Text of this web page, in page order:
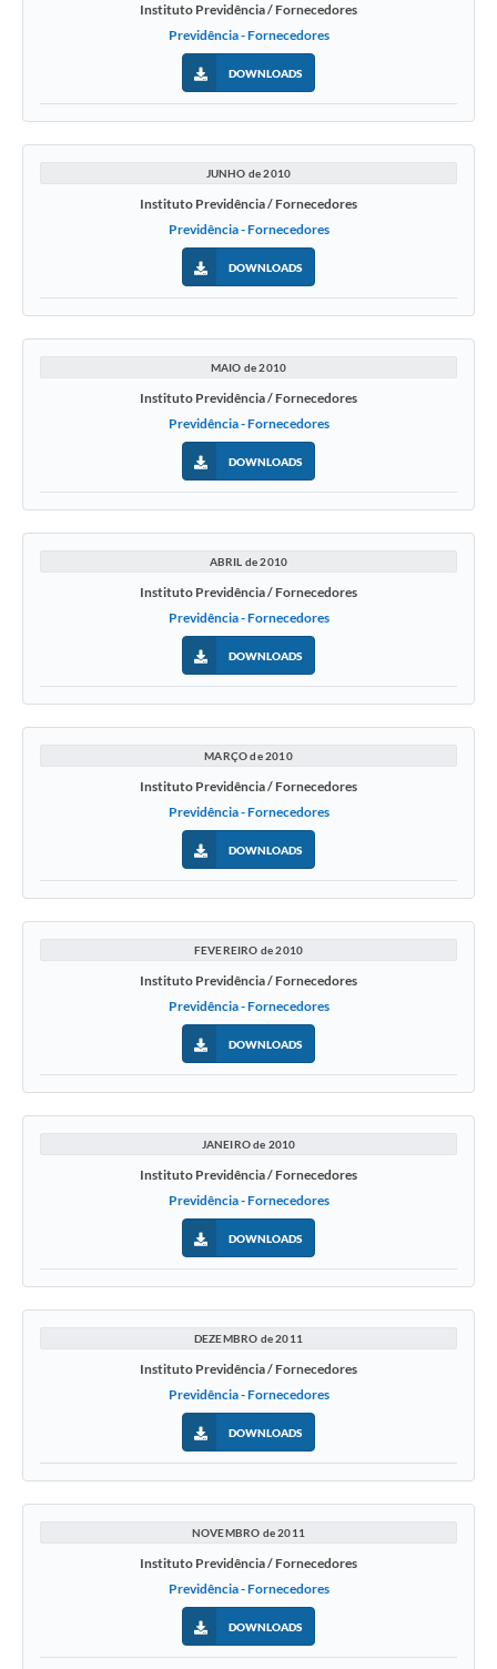
Instituto Previdência / Fornecedores
Previdência - Fornecedores
DOWNLOADS
JUNHO de 2010
Instituto Previdência / Fornecedores
Previdência - Fornecedores
DOWNLOADS
MAIO de 2010
Instituto Previdência / Fornecedores
Previdência - Fornecedores
DOWNLOADS
ABRIL de 2010
Instituto Previdência / Fornecedores
Previdência - Fornecedores
DOWNLOADS
MARÇO de 2010
Instituto Previdência / Fornecedores
Previdência - Fornecedores
DOWNLOADS
FEVEREIRO de 2010
Instituto Previdência / Fornecedores
Previdência - Fornecedores
DOWNLOADS
JANEIRO de 2010
Instituto Previdência / Fornecedores
Previdência - Fornecedores
DOWNLOADS
DEZEMBRO de 2011
Instituto Previdência / Fornecedores
Previdência - Fornecedores
DOWNLOADS
NOVEMBRO de 2011
Instituto Previdência / Fornecedores
Previdência - Fornecedores
DOWNLOADS